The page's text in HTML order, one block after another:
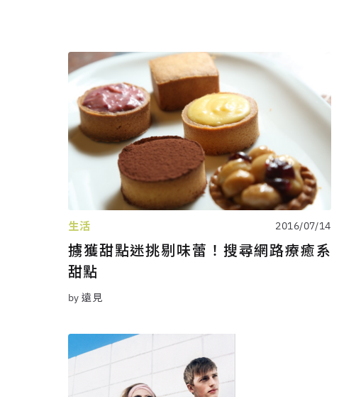
生活 2016/07/14
擄獲甜點迷挑剔味蕾！搜尋網路療癒系
甜點
by 遠見